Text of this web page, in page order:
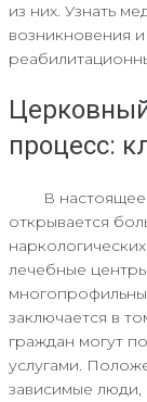
из них. Узнать
возникновения
процесс:
В настоящее
открывается
лечебные
заключается в
граждан могут
услугами.
зависимые